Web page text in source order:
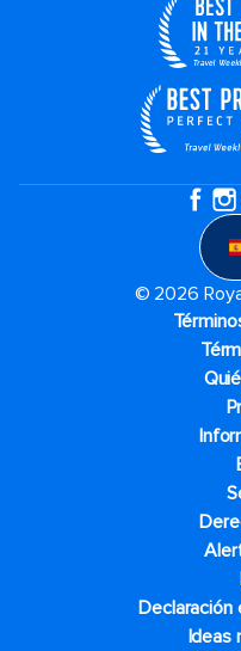
© 2026
Declaración
Ideas